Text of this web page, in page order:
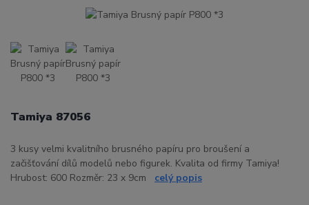
Tamiya 87056
3 kusy velmi kvalitního brusného papíru pro broušení a
začišťování dílů modelů nebo figurek. Kvalita od firmy Tamiya!
Hrubost: 600 Rozměr: 23 x 9cm celý popis